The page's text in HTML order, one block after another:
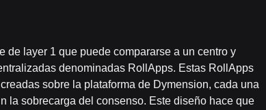
de layer 1 que puede compararse a un centro y
denominadas RollApps. Estas RollApps
sobre la plataforma de Dymension, cada una
la sobrecarga del consenso. Este diseño hace que